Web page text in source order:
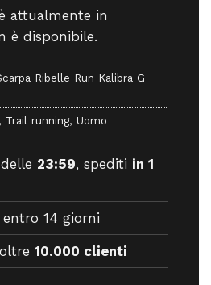
attualmente in
è disponibile.
Ribelle Run Kalibra G
, Trail running, Uomo
23:59, spediti in 1
entro 14 giorni
10.000 clienti